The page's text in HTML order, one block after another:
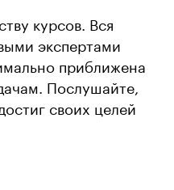
курсов. Вся
экспертами
приближена
Послушайте,
своих целей